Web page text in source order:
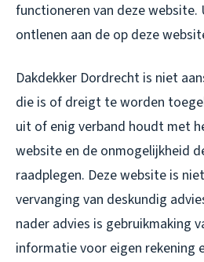
functioneren van deze website.
ontlenen aan de op deze
Dakdekker Dordrecht is niet
die is of dreigt te worden
uit of enig verband houdt met
website en de onmogelijkheid
raadplegen. Deze website is
vervanging van deskundig
nader advies is gebruikmaking
informatie voor eigen rekening